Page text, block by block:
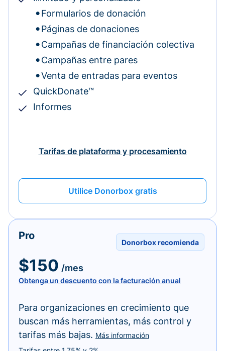
Formularios de donación
Páginas de donaciones
Campañas de financiación colectiva
Campañas entre pares
Venta de entradas para eventos
QuickDonate™
Informes
Tarifas de plataforma y procesamiento
Utilice Donorbox gratis
Donorbox recomienda
Pro
$150 /mes
Obtenga un descuento con la facturación anual
Para organizaciones en crecimiento que
buscan más herramientas, más control y
tarifas más bajas. Más información